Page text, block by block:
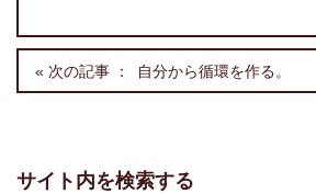
自分から循環を作る。
サイト内を検索する